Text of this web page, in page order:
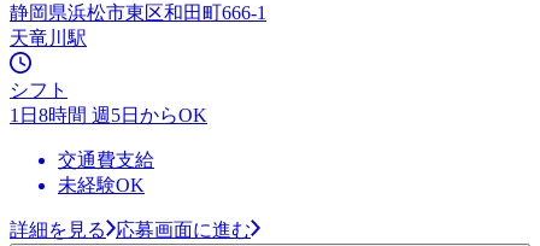
静岡県浜松市東区和田町666-1
天竜川駅
シフト
1日8時間 週5日からOK
交通費支給
未経験OK
詳細を見る 応募画面に進む